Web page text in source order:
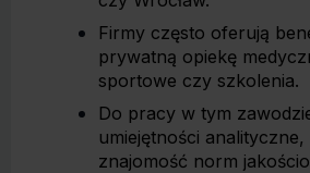
Firmy często oferują
prywatną opiekę
sportowe czy szkolenia.
Do pracy w tym
umiejętności analityczne,
znajomość norm